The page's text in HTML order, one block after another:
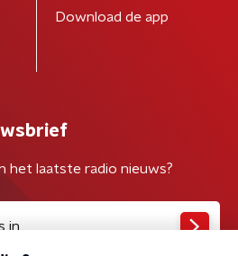
Download de app
het laatste radio nieuws?